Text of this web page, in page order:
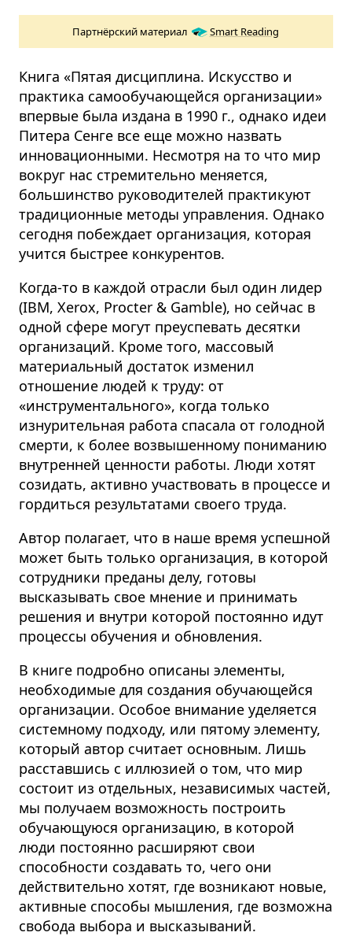
Партнёрский материал Smart Reading
Книга «Пятая дисциплина. Искусство и
практика самообучающейся организации»
впервые была издана в 1990 г., однако идеи
Питера Сенге все еще можно назвать
инновационными. Несмотря на то что мир
вокруг нас стремительно меняется,
большинство руководителей практикуют
традиционные методы управления. Однако
сегодня побеждает организация, которая
учится быстрее конкурентов.
Когда-то в каждой отрасли был один лидер
(IBM, Xerox, Procter & Gamble), но сейчас в
одной сфере могут преуспевать десятки
организаций. Кроме того, массовый
материальный достаток изменил
отношение людей к труду: от
«инструментального», когда только
изнурительная работа спасала от голодной
смерти, к более возвышенному пониманию
внутренней ценности работы. Люди хотят
созидать, активно участвовать в процессе и
гордиться результатами своего труда.
Автор полагает, что в наше время успешной
может быть только организация, в которой
сотрудники преданы делу, готовы
высказывать свое мнение и принимать
решения и внутри которой постоянно идут
процессы обучения и обновления.
В книге подробно описаны элементы,
необходимые для создания обучающейся
организации. Особое внимание уделяется
системному подходу, или пятому элементу,
который автор считает основным. Лишь
расставшись с иллюзией о том, что мир
состоит из отдельных, независимых частей,
мы получаем возможность построить
обучающуюся организацию, в которой
люди постоянно расширяют свои
способности создавать то, чего они
действительно хотят, где возникают новые,
активные способы мышления, где возможна
свобода выбора и высказываний.